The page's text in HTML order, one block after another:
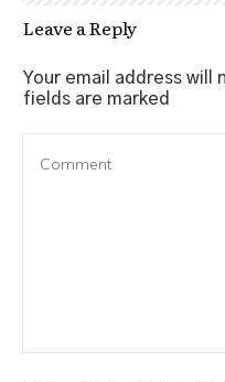
Leave a Reply
Your email address will
fields are marked